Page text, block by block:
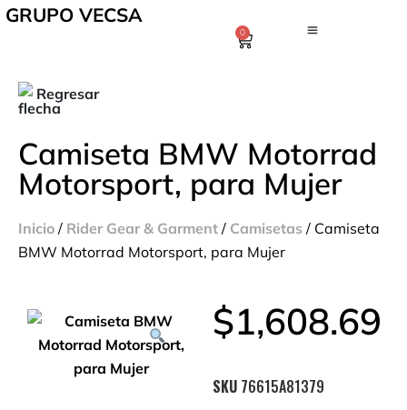
GRUPO VECSA
0
Regresar
Camiseta BMW Motorrad
Motorsport, para Mujer
Inicio / Rider Gear & Garment / Camisetas / Camiseta
BMW Motorrad Motorsport, para Mujer
$1,608.69
SKU 76615A81379